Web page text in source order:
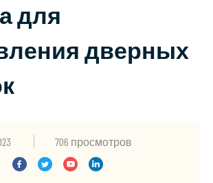
для
дверных
706 просмотров